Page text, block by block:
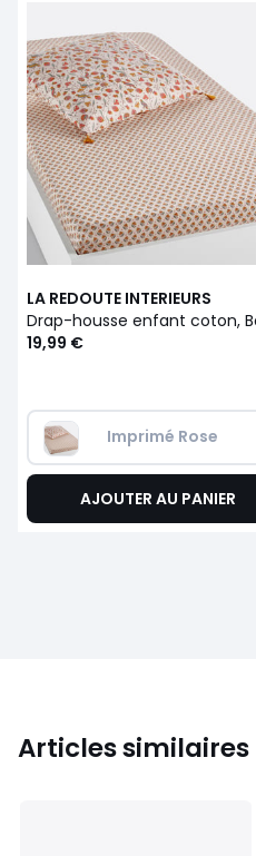
LA REDOUTE INTERIEURS
19,99 €
Imprimé Rose
AJOUTER AU PANIER
Articles similaires